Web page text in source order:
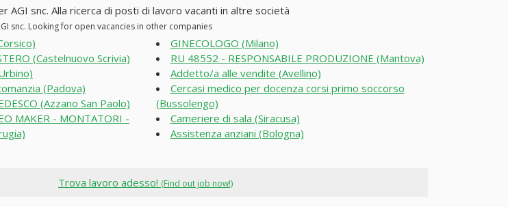
AGI snc. Alla ricerca di posti di lavoro vacanti in altre società
snc. Looking for open vacancies in other companies
(Castelnuovo Scrivia)
(Padova)
(Azzano San Paolo)
MAKER - MONTATORI -
GINECOLOGO (Milano)
RU 48552 - RESPONSABILE PRODUZIONE (Mantova)
Addetto/a alle vendite (Avellino)
Cercasi medico per docenza corsi primo soccorso
(Bussolengo)
Cameriere di sala (Siracusa)
Assistenza anziani (Bologna)
Trova lavoro adesso! (Find out job now!)